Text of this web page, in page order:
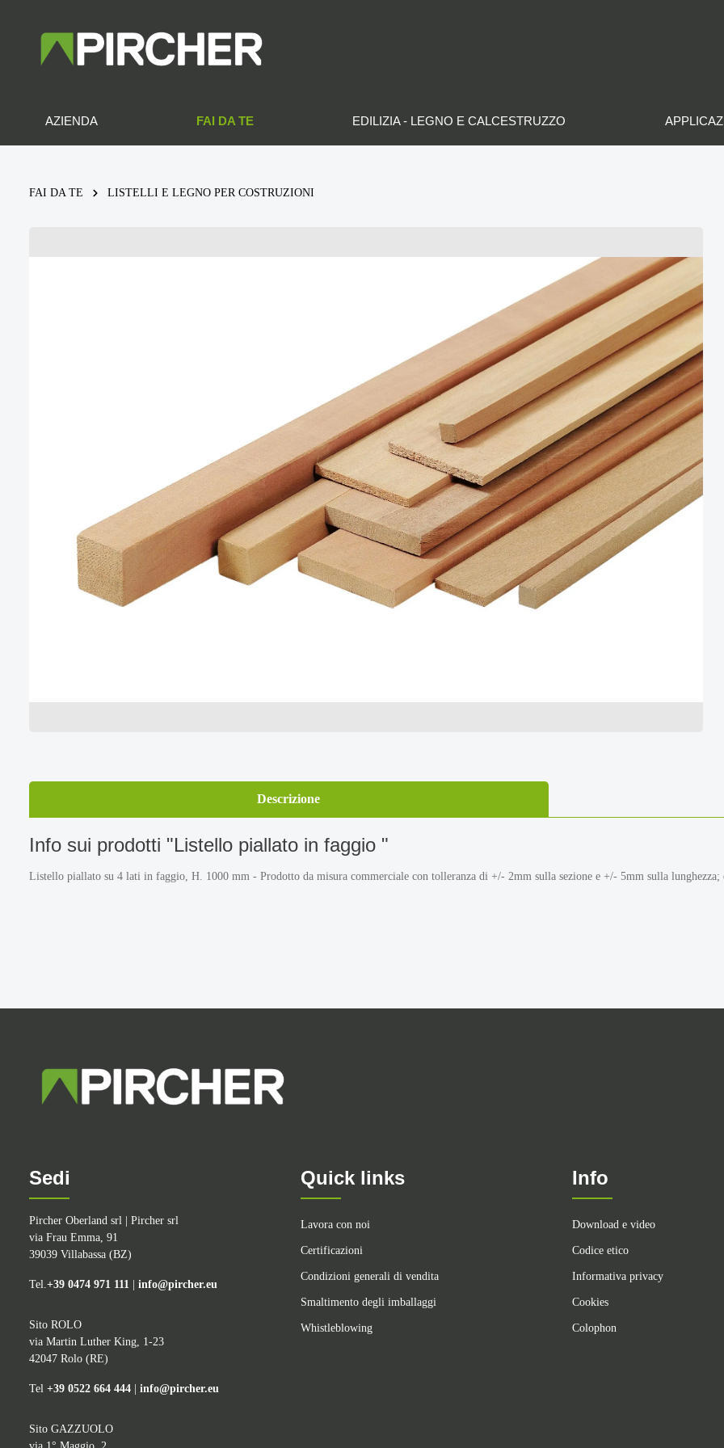
AZIENDA EDILIZIA - LEGNO E CALCESTRUZZO
FAI DA TE LISTELLI E LEGNO PER COSTRUZIONI
Descrizione
Info sui prodotti "Listello piallato in faggio "
Listello piallato su 4 lati in faggio, H. 1000 mm - Prodotto da misura commerciale con tolleranza di +/- 2mm sulla sezione e +/- 5mm sulla
Sedi
Pircher Oberland srl | Pircher srl
via Frau Emma, 91
39039 Villabassa (BZ)
Tel.+39 0474 971 111 info@pircher.eu
Sito ROLO
via Martin Luther King, 1-23
42047 Rolo (RE)
Tel +39 0522 664 444 info@pircher.eu
Sito GAZZUOLO
Quick links
Lavora con noi
Certificazioni
Condizioni generali di vendita
Smaltimento degli imballaggi
Whistleblowing
Info
Download e video
Codice etico
Informativa privacy
Cookies
Colophon